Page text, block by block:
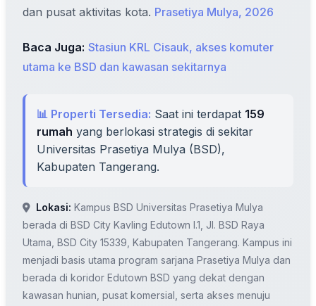
dan pusat aktivitas kota. Prasetiya Mulya, 2026
Baca Juga: Stasiun KRL Cisauk, akses komuter
utama ke BSD dan kawasan sekitarnya
📊 Properti Tersedia: Saat ini terdapat 159
rumah yang berlokasi strategis di sekitar
Universitas Prasetiya Mulya (BSD),
Kabupaten Tangerang.
Lokasi: Kampus BSD Universitas Prasetiya Mulya
berada di BSD City Kavling Edutown I.1, Jl. BSD Raya
Utama, BSD City 15339, Kabupaten Tangerang. Kampus ini
menjadi basis utama program sarjana Prasetiya Mulya dan
berada di koridor Edutown BSD yang dekat dengan
kawasan hunian, pusat komersial, serta akses menuju